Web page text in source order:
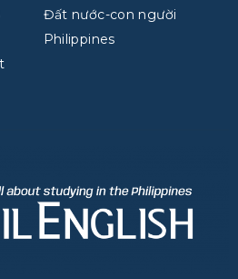
Đất nước-con người
Philippines